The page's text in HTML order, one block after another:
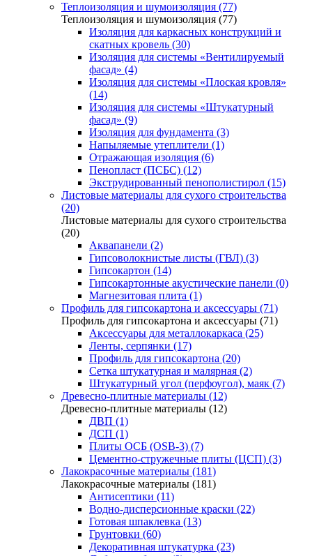
Теплоизоляция и шумоизоляция (77)
Теплоизоляция и шумоизоляция (77)
Изоляция для каркасных конструкций и
скатных кровель (30)
Изоляция для системы «Вентилируемый
фасад» (4)
Изоляция для системы «Плоская кровля»
(14)
Изоляция для системы «Штукатурный
фасад» (9)
Изоляция для фундамента (3)
Напыляемые утеплители (1)
Отражающая изоляция (6)
Пенопласт (ПСБС) (12)
Экструдированный пенополистирол (15)
Листовые материалы для сухого строительства
(20)
Листовые материалы для сухого строительства
(20)
Аквапанели (2)
Гипсоволокнистые листы (ГВЛ) (3)
Гипсокартон (14)
Гипсокартонные акустические панели (0)
Магнезитовая плита (1)
Профиль для гипсокартона и аксессуары (71)
Профиль для гипсокартона и аксессуары (71)
Аксессуары для металлокаркаса (25)
Ленты, серпянки (17)
Профиль для гипсокартона (20)
Сетка штукатурная и малярная (2)
Штукатурный угол (перфоугол), маяк (7)
Древесно-плитные материалы (12)
Древесно-плитные материалы (12)
ДВП (1)
ДСП (1)
Плиты ОСБ (OSB-3) (7)
Цементно-стружечные плиты (ЦСП) (3)
Лакокрасочные материалы (181)
Лакокрасочные материалы (181)
Антисептики (11)
Водно-дисперсионные краски (22)
Готовая шпаклевка (13)
Грунтовки (60)
Декоративная штукатурка (23)